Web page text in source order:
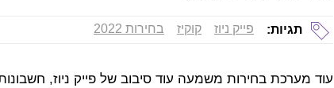
תגיות: פייק ניוז קוקיז בחירות 2022
עוד מערכת בחירות משמעה עוד סיבוב של פייק ניוז,